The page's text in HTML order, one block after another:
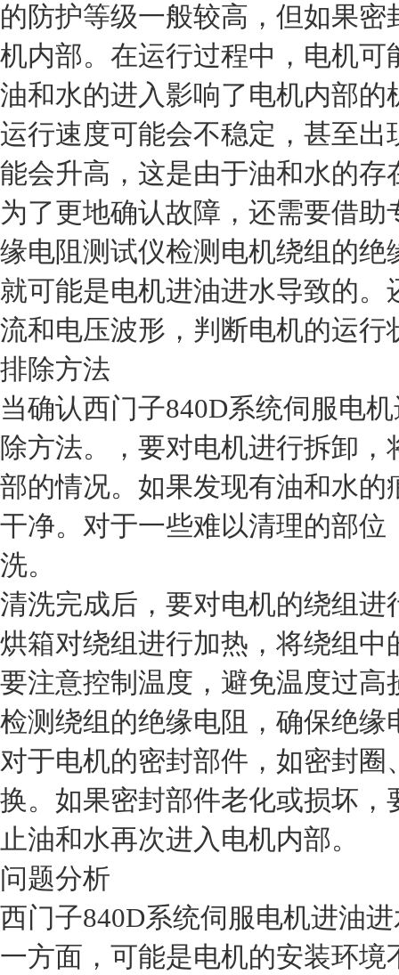
的防护等级一般较高，但如果
机内部。在运行过程中，电机
油和水的进入影响了电机内部
运行速度可能会不稳定，甚至
能会升高，这是由于油和水的
为了更地确认故障，还需要借
缘电阻测试仪检测电机绕组的
就可能是电机进油进水导致的
流和电压波形，判断电机的运行
排除方法
当确认西门子840D系统伺服电
除方法。，要对电机进行拆卸
部的情况。如果发现有油和水
干净。对于一些难以清理的部
洗。
清洗完成后，要对电机的绕组
烘箱对绕组进行加热，将绕组
要注意控制温度，避免温度过
检测绕组的绝缘电阻，确保绝缘
对于电机的密封部件，如密封
换。如果密封部件老化或损坏
止油和水再次进入电机内部。
问题分析
西门子840D系统伺服电机进油
一方面，可能是电机的安装环